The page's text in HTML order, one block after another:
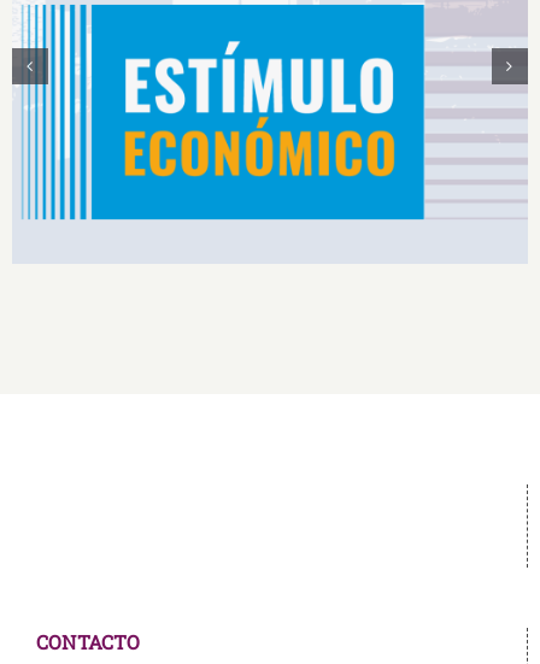
Estímulos Económicos para Deportistas de Alto
Rendimiento IS2026
CONTACTO